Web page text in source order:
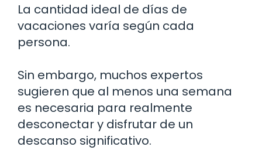
La cantidad ideal de días de
vacaciones varía según cada
persona.
Sin embargo, muchos expertos
sugieren que al menos una semana
es necesaria para realmente
desconectar y disfrutar de un
descanso significativo.